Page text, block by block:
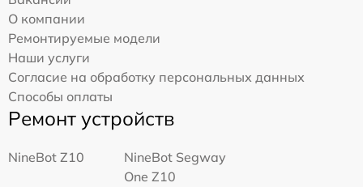
О компании
Ремонтируемые модели
Наши услуги
Согласие на обработку персональных данных
Способы оплаты
Ремонт устройств
NineBot Z10
NineBot Segway
One Z10